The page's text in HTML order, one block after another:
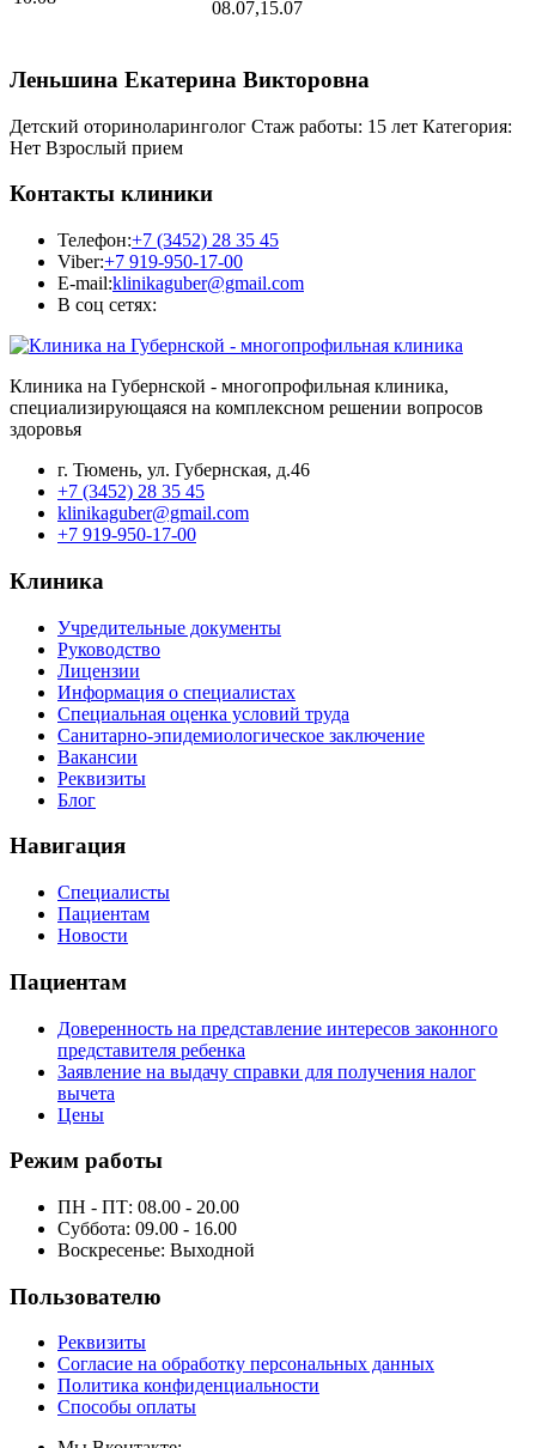
08.07,15.07
Леньшина Екатерина Викторовна
Детский оториноларинголог Стаж работы: 15 лет Категория:
Нет Взрослый прием
Контакты клиники
Телефон:+7 (3452) 28 35 45
Viber:+7 919-950-17-00
E-mail:klinikaguber@gmail.com
В соц сетях:
Клиника на Губернской - многопрофильная клиника,
специализирующаяся на комплексном решении вопросов
здоровья
г. Тюмень, ул. Губернская, д.46
+7 (3452) 28 35 45
klinikaguber@gmail.com
+7 919-950-17-00
Клиника
Учредительные документы
Руководство
Лицензии
Информация о специалистах
Специальная оценка условий труда
Санитарно-эпидемиологическое заключение
Вакансии
Реквизиты
Блог
Навигация
Специалисты
Пациентам
Новости
Пациентам
Доверенность на представление интересов законного
представителя ребенка
Заявление на выдачу справки для получения налог
вычета
Цены
Режим работы
ПН - ПТ: 08.00 - 20.00
Суббота: 09.00 - 16.00
Воскресенье: Выходной
Пользователю
Реквизиты
Согласие на обработку персональных данных
Политика конфиденциальности
Способы оплаты